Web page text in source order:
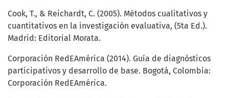
Cook, T., & Reichardt, C. (2005). Métodos cualitativos y
cuantitativos en la investigación evaluativa, (5ta Ed.).
Madrid: Editorial Morata.
Corporación RedEAmérica (2014). Guía de diagnósticos
participativos y desarrollo de base. Bogotá, Colombia:
Corporación RedEAmérica.